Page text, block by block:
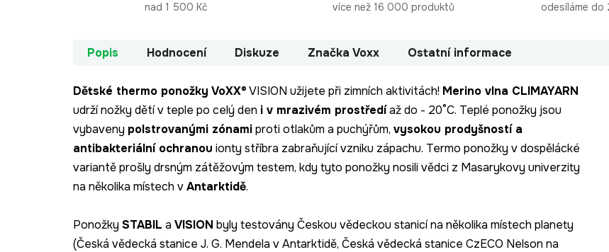
nad 1 500 Kč více než 16 000 produktů odesíláme do
Popis Hodnocení Diskuze Značka Voxx Ostatní informace
Dětské thermo ponožky VoXX® VISION užijete při zimních aktivitách! Merino vlna CLIMAYARN
udrží nožky dětí v teple po celý den i v mrazivém prostředíaž do - 20°C. Teplé ponožky jsou
vybaveny polstrovanými zónamiproti otlakům a puchýřům, vysokou prodyšností a
antibakteriální ochranou ionty stříbra zabraňující vzniku zápachu. Termo ponožky v dospělácké
variantě prošly drsným zátěžovým testem, kdy tyto ponožky nosili vědci z Masarykovy univerzity
na několika místech vAntarktidě.
Ponožky STABIL a VISION byly testovány Českou vědeckou stanicí na několika místech planety
(Česká vědecká stanice J. G. Mendela v Antarktidě, Česká vědecká stanice CzECO Nelson na